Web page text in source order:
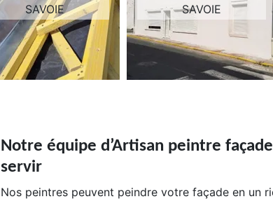
SAVOIE
SAVOIE
Notre équipe d’Artisan peintre
servir
Nos peintres peuvent peindre votre façade en un